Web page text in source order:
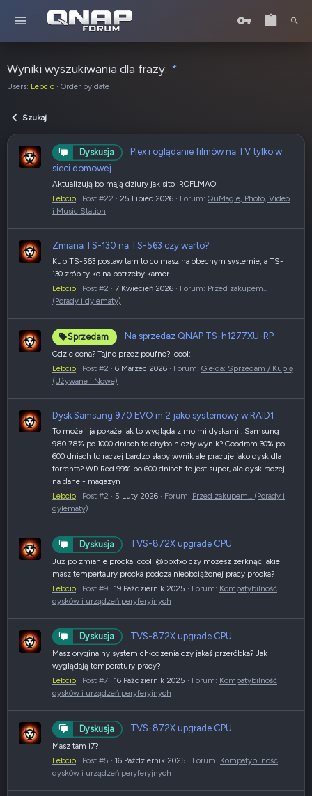
Wyniki wyszukiwania dla frazy: *
Users: Lebcio Order by date
Szukaj
Dyskusja
Plex i oglądanie filmów na TV tylko w
sieci domowej.
Aktualizują bo mają dziury jak sito :ROFLMAO:
Lebcio
Post #22 25 Lipiec 2026 Forum: QuMagie, Photo, Video
i Music Station
Zmiana TS-130 na TS-563 czy warto?
Kup TS-563 postaw tam to co masz na obecnym systemie, a TS-
130 zrób tylko na potrzeby kamer.
Lebcio
Post #2 7 Kwiecień 2026 Forum: Przed zakupem...
(Porady i dylematy)
Sprzedam Na sprzedaz QNAP TS-h1277XU-RP
Gdzie cena? Tajne przez poufne? :cool:
Lebcio
Post #2 6 Marzec 2026 Forum: Giełda: Sprzedam / Kupię
(Używane i Nowe)
Dysk Samsung 970 EVO m.2 jako systemowy w RAID1
To może i ja pokaże jak to wygląda z moimi dyskami . Samsung
980 78% po 1000 dniach to chyba niezły wynik? Goodram 30% po
600 dniach to raczej bardzo słaby wynik ale pracuje jako dysk dla
torrenta? WD Red 99% po 600 dniach to jest super, ale dysk raczej
na dane - magazyn
Lebcio
Post #2 5 Luty 2026 Forum: Przed zakupem... (Porady i
dylematy)
Dyskusja TVS-872X upgrade CPU
Już po zmianie procka :cool: @pbxfxo czy możesz zerknąć jakie
masz tempertaury procka podcza nieobciążonej pracy procka?
Lebcio
Post #9 19 Październik 2025 Forum: Kompatybilność
dysków i urządzeń peryferyjnych
Dyskusja TVS-872X upgrade CPU
Masz oryginalny system chłodzenia czy jakaś przeróbka? Jak
wyglądają temperatury pracy?
Lebcio
Post #7 16 Październik 2025 Forum: Kompatybilność
dysków i urządzeń peryferyjnych
Dyskusja TVS-872X upgrade CPU
Masz tam i7?
Lebcio
Post #5 16 Październik 2025 Forum: Kompatybilność
dysków i urządzeń peryferyjnych